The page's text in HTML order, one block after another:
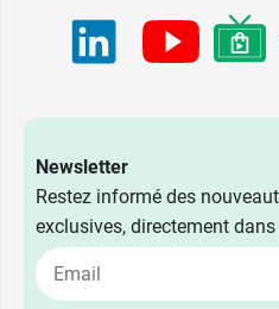
Newsletter
Restez informé des
exclusives, directement